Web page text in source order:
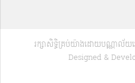
រក្សាសិទ្ធិគ្រប់យ៉ាងដោយបណ្ណាល័យ
Designed &